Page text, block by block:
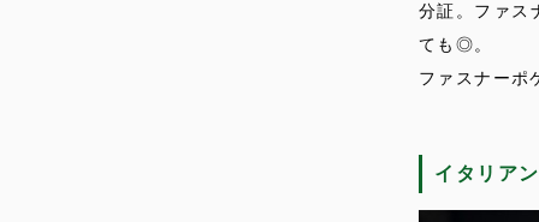
分証。ファス
ても◎。
ファスナーポ
イタリア